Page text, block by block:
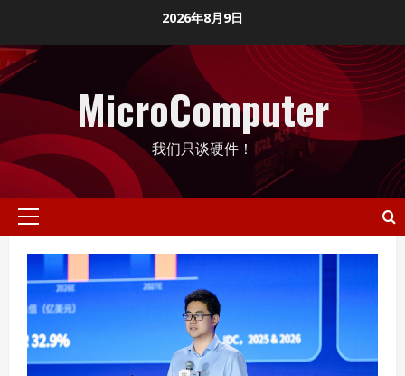
content
2026年8月9日
MicroComputer
我们只谈硬件！
Primary